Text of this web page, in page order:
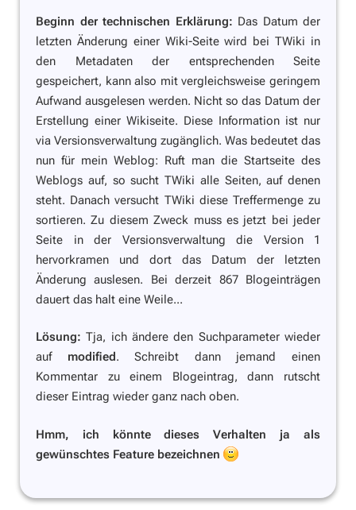
Beginn der technischen Erklärung: Das Datum der
letzten Änderung einer Wiki-Seite wird bei TWiki in
den Metadaten der entsprechenden Seite
gespeichert, kann also mit vergleichsweise geringem
Aufwand ausgelesen werden. Nicht so das Datum der
Erstellung einer Wikiseite. Diese Information ist nur
via Versionsverwaltung zugänglich. Was bedeutet das
nun für mein Weblog: Ruft man die Startseite des
Weblogs auf, so sucht TWiki alle Seiten, auf denen
steht. Danach versucht TWiki diese Treffermenge zu
sortieren. Zu diesem Zweck muss es jetzt bei jeder
Seite in der Versionsverwaltung die Version 1
hervorkramen und dort das Datum der letzten
Änderung auslesen. Bei derzeit 867 Blogeinträgen
dauert das halt eine Weile...
Lösung: Tja, ich ändere den Suchparameter wieder
auf modified. Schreibt dann jemand einen
Kommentar zu einem Blogeintrag, dann rutscht
dieser Eintrag wieder ganz nach oben.
Hmm, ich könnte dieses Verhalten ja als
gewünschtes Feature bezeichnen